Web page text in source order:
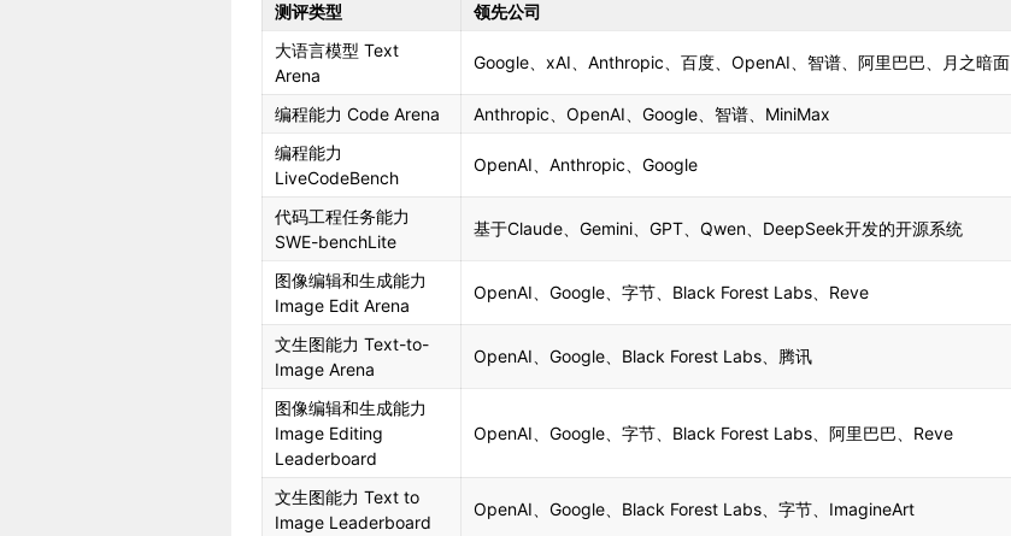
测评类型
领先公司
大语言模型 Text
Arena
Google、xAI、Anthropic、百度、OpenAI、智谱、阿里巴巴、月之暗面
编程能力 Code Arena
Anthropic、OpenAI、Google、智谱、MiniMax
编程能力
LiveCodeBench
OpenAI、Anthropic、Google
代码工程任务能力
SWE-benchLite
基于Claude、Gemini、GPT、Qwen、DeepSeek开发的开源系统
图像编辑和生成能力
Image Edit Arena
OpenAI、Google、字节、Black Forest Labs、Reve
文生图能力 Text-to-
Image Arena
OpenAI、Google、Black Forest Labs、腾讯
图像编辑和生成能力
Image Editing
Leaderboard
OpenAI、Google、字节、Black Forest Labs、阿里巴巴、Reve
文生图能力 Text to
Image Leaderboard
OpenAI、Google、Black Forest Labs、字节、ImagineArt